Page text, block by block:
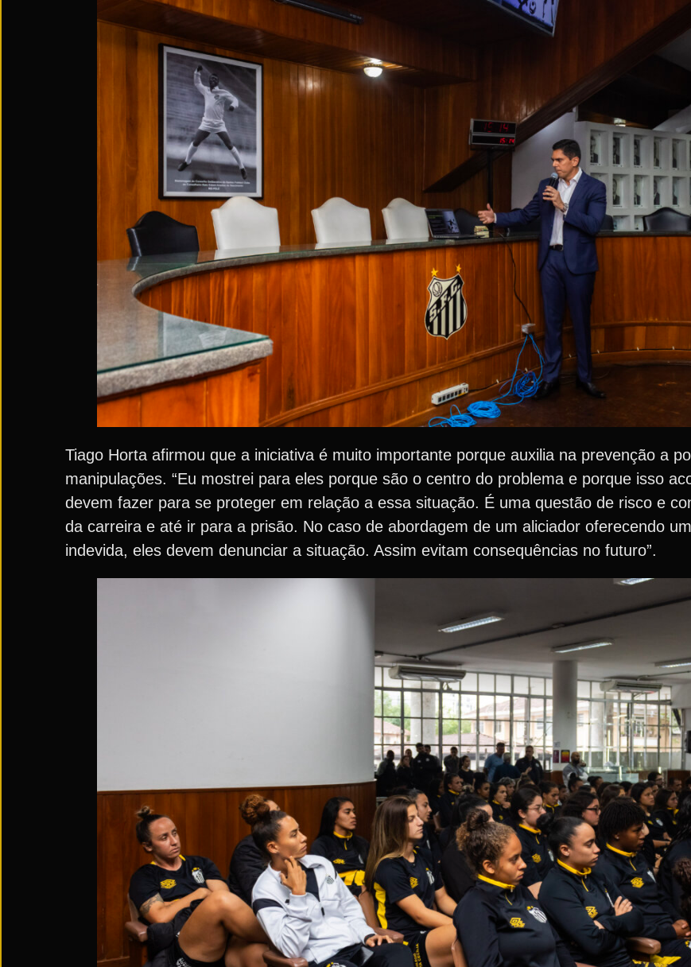
Tiago Horta afirmou que a iniciativa é muito importante porque auxilia na prevenção a
manipulações. “Eu mostrei para eles porque são o centro do problema e porque isso
devem fazer para se proteger em relação a essa situação. É uma questão de risco e
da carreira e até ir para a prisão. No caso de abordagem de um aliciador oferecendo
indevida, eles devem denunciar a situação. Assim evitam consequências no futuro”.